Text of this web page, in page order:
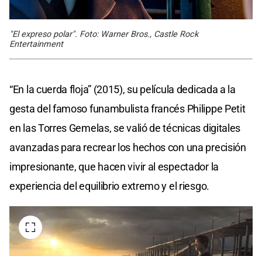
"El expreso polar". Foto: Warner Bros., Castle Rock
Entertainment
“En la cuerda floja” (2015), su película dedicada a la
gesta del famoso funambulista francés Philippe Petit
en las Torres Gemelas, se valió de técnicas digitales
avanzadas para recrear los hechos con una precisión
impresionante, que hacen vivir al espectador la
experiencia del equilibrio extremo y el riesgo.